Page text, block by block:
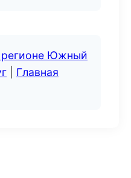
регионе Южный
Главная